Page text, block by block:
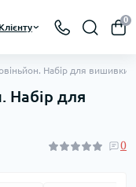
Клієнту
0
Набір для вишивки
Набір для
0